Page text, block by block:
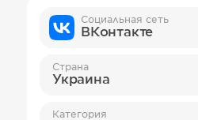
Социальная сеть
ВКонтакте
Страна
Украина
Категория